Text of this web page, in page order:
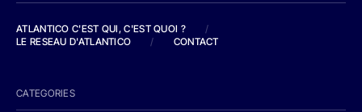
ATLANTICO C'EST QUI, C'EST QUOI ?
/
LE RESEAU D'ATLANTICO
/ CONTACT
CATEGORIES